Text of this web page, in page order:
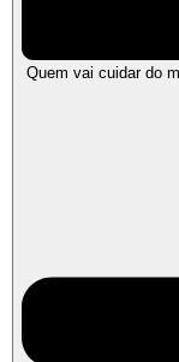
Quem vai cuidar do